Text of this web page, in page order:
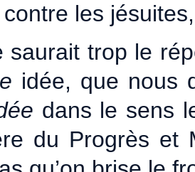
les
saurait trop le
idée, que nous
dans le sens
du Progrès